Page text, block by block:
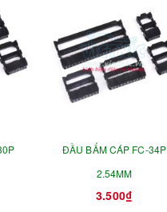
ĐẦU BẤM CÁP FC-34P
2.54MM
3.500₫